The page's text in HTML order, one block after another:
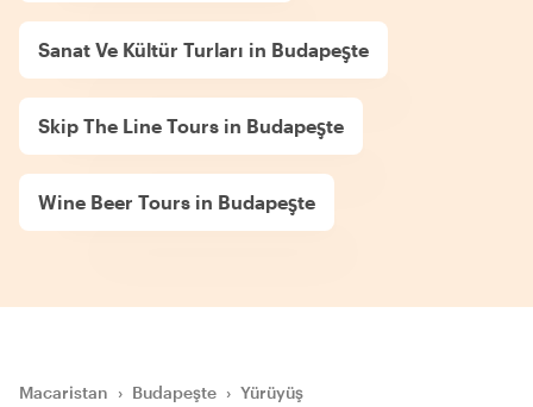
Sanat Ve Kültür Turları in Budapeşte
Skip The Line Tours in Budapeşte
Wine Beer Tours in Budapeşte
Macaristan › Budapeşte › Yürüyüş